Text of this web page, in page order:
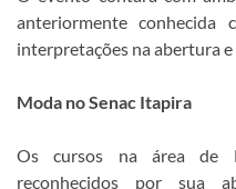
anteriormente conhecida
interpretações na abertura
Moda no Senac Itapira
Os cursos na área de
reconhecidos por sua